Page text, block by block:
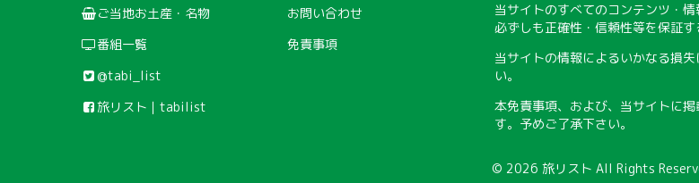
ご当地お土産・名物
番組一覧
@tabi_list
旅リスト｜tabilist
お問い合わせ
免責事項
当サイトのすべてのコンテンツ・
必ずしも正確性・信頼性等を保証す
当サイトの情報によるいかなる損
い。
本免責事項、および、当サイトに
す。予めご了承下さい。
© 2026 旅リスト All Rights